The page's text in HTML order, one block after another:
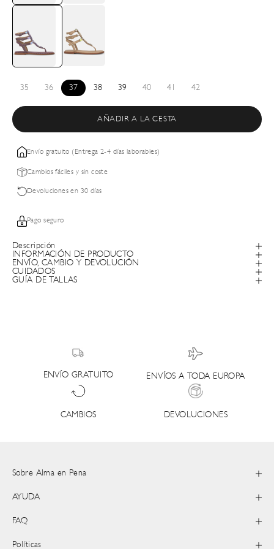
35 36 37 38 39 40 41 42
AÑADIR A LA CESTA
Envío gratuito (Entrega 2-4 días laborables)
Cambios fáciles y sin coste
Devoluciones en 30 días
Pago seguro
Descripción
INFORMACIÓN DE PRODUCTO
ENVÍO, CAMBIO Y DEVOLUCIÓN
CUIDADOS
GUÍA DE TALLAS
ENVÍO GRATUITO ENVÍOS A TODA EUROPA
CAMBIOS DEVOLUCIONES
Sobre Alma en Pena
AYUDA
FAQ
Políticas